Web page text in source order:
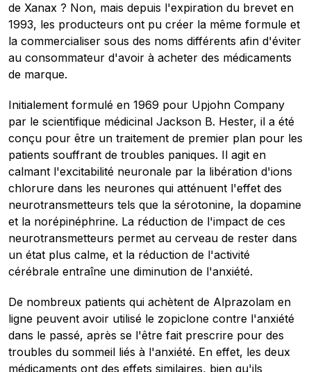
de Xanax ? Non, mais depuis l'expiration du brevet en
1993, les producteurs ont pu créer la même formule et
la commercialiser sous des noms différents afin d'éviter
au consommateur d'avoir à acheter des médicaments
de marque.
Initialement formulé en 1969 pour Upjohn Company
par le scientifique médicinal Jackson B. Hester, il a été
conçu pour être un traitement de premier plan pour les
patients souffrant de troubles paniques. Il agit en
calmant l'excitabilité neuronale par la libération d'ions
chlorure dans les neurones qui atténuent l'effet des
neurotransmetteurs tels que la sérotonine, la dopamine
et la norépinéphrine. La réduction de l'impact de ces
neurotransmetteurs permet au cerveau de rester dans
un état plus calme, et la réduction de l'activité
cérébrale entraîne une diminution de l'anxiété.
De nombreux patients qui achètent de Alprazolam en
ligne peuvent avoir utilisé le zopiclone contre l'anxiété
dans le passé, après se l'être fait prescrire pour des
troubles du sommeil liés à l'anxiété. En effet, les deux
médicaments ont des effets similaires, bien qu'ils